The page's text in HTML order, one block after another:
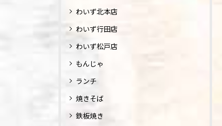
わいず北本店
わいず行田店
わいず松戸店
もんじゃ
ランチ
焼きそば
鉄板焼き